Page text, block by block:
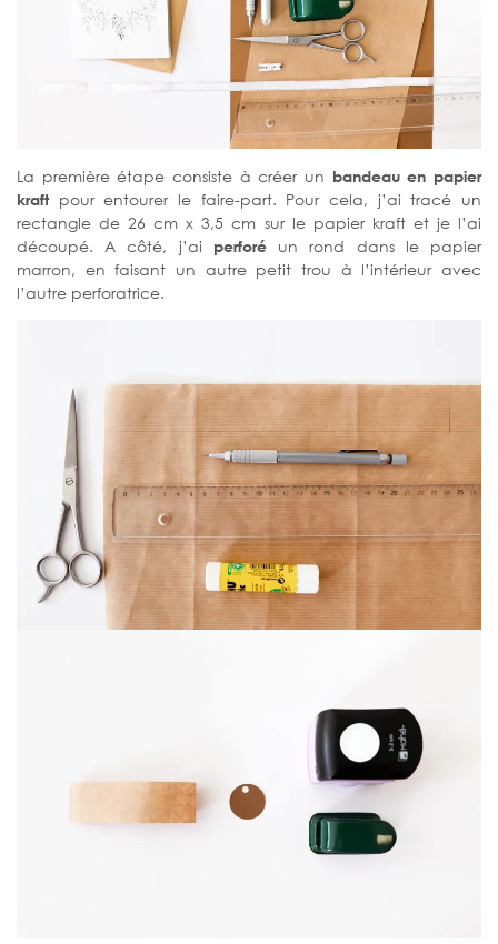
La première étape consiste à créer un bandeau en papier
kraft pour entourer le faire-part. Pour cela, j’ai tracé un
rectangle de 26 cm x 3,5 cm sur le papier kraft et je l’ai
découpé. A côté, j’ai perforéun rond dans le papier
marron, en faisant un autre petit trou à l’intérieur avec
l’autre perforatrice.